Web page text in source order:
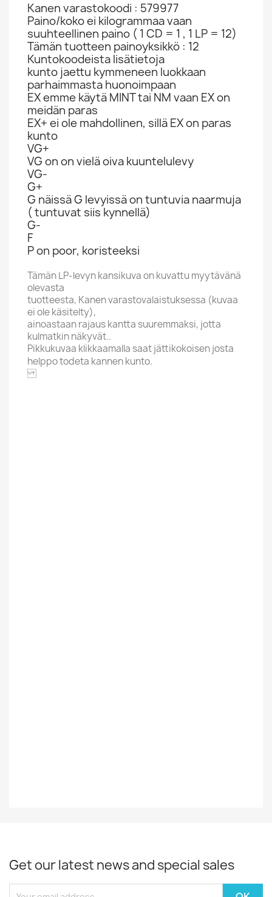
Kanen varastokoodi : 579977
Paino/koko ei kilogrammaa vaan
suuhteellinen paino ( 1 CD = 1 , 1 LP = 12)
Tämän tuotteen painoyksikkö : 12
Kuntokoodeista lisätietoja
kunto jaettu kymmeneen luokkaan
parhaimmasta huonoimpaan
EX emme käytä MINT tai NM vaan EX on
meidän paras
EX+ ei ole mahdollinen, sillä EX on paras
kunto
VG+
VG on on vielä oiva kuuntelulevy
VG-
G+
G näissä G levyissä on tuntuvia naarmuja
( tuntuvat siis kynnellä)
G-
F
P on poor, koristeeksi
Tämän LP-levyn kansikuva on kuvattu myytävänä
olevasta
tuotteesta, Kanen varastovalaistuksessa (kuvaa
ei ole käsitelty),
ainoastaan rajaus kantta suuremmaksi, jotta
kulmatkin näkyvät..
Pikkukuvaa klikkaamalla saat jättikokoisen josta
helppo todeta kannen kunto.
Get our latest news and special sales